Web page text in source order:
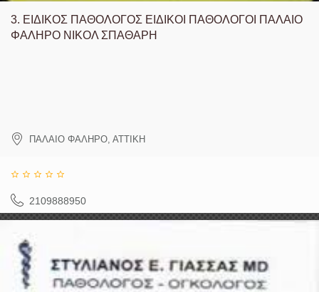
3. ΕΙΔΙΚΟΣ ΠΑΘΟΛΟΓΟΣ ΕΙΔΙΚΟΙ ΠΑΘΟΛΟΓΟΙ ΠΑΛΑΙΟ
ΦΑΛΗΡΟ ΝΙΚΟΛ ΣΠΑΘΑΡΗ
ΠΑΛΑΙΟ ΦΑΛΗΡΟ, ΑΤΤΙΚΗ
2109888950